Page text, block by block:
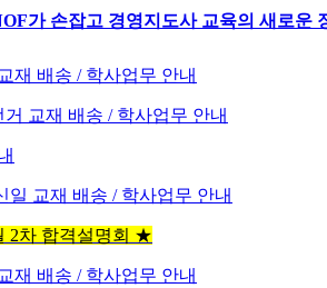
가 손잡고 경영지도사 교육의 새로운
재 배송 / 학사업무 안내
교재 배송 / 학사업무 안내
일 교재 배송 / 학사업무 안내
2차 합격설명회 ★
재 배송 / 학사업무 안내